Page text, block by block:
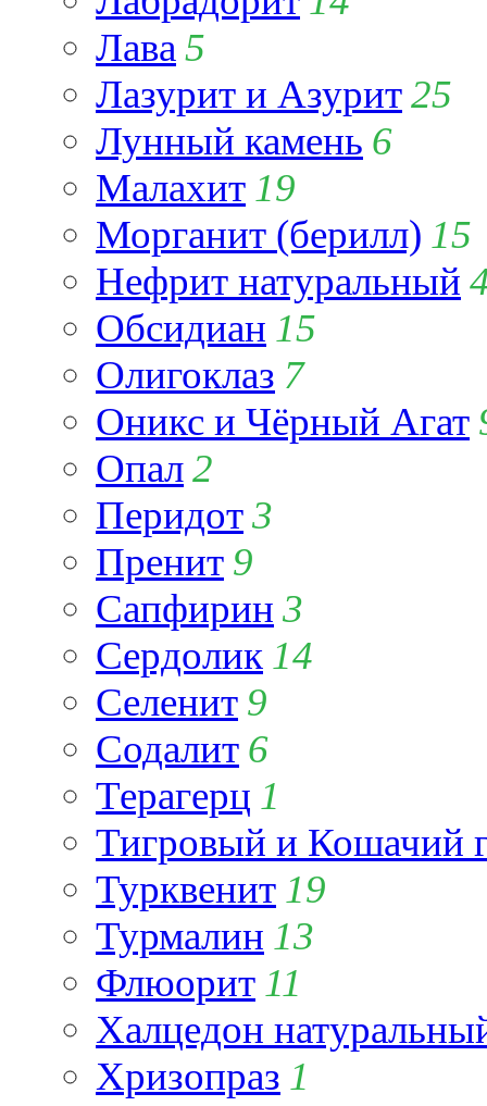
Лава 5
Лазурит и Азурит25
Лунный камень 6
Малахит 19
Морганит (берилл) 15
Нефрит натуральный
Обсидиан 15
Олигоклаз 7
Оникс и Чёрный Агат
Опал2
Перидот3
Пренит 9
Сапфирин 3
Сердолик 14
Селенит 9
Содалит 6
Терагерц 1
Тигровый и Кошачий
Турквенит 19
Турмалин 13
Флюорит 11
Халцедон
Хризопраз 1